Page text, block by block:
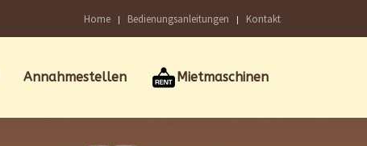
Home Bedienungsanleitungen Kontakt
Annahmestellen Mietmaschinen